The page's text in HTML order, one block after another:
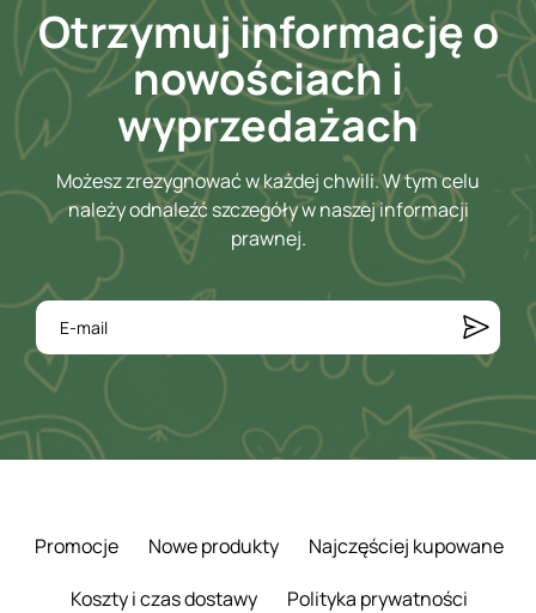
Otrzymuj informację o
nowościach i
wyprzedażach
Możesz zrezygnować w każdej chwili. W tym celu
należy odnaleźć szczegóły w naszej informacji
prawnej.
Promocje Nowe produkty
Najczęściej kupowane
Koszty i czas dostawy
Polityka prywatności